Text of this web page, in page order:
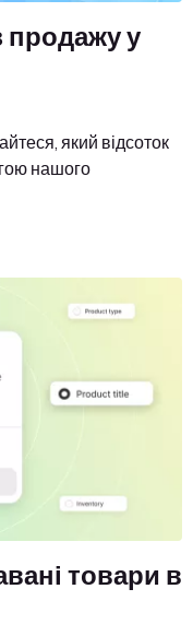
продажу у
який відсоток
нашого
товари в